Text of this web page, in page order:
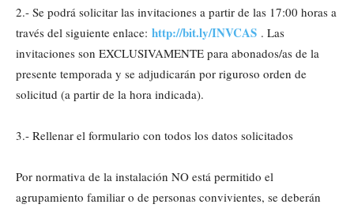
2.- Se podrá solicitar las invitaciones a partir de las 17:00 horas a
través del siguiente enlace: http://bit.ly/INVCAS . Las
invitaciones son EXCLUSIVAMENTE para abonados/as de la
presente temporada y se adjudicarán por riguroso orden de
solicitud (a partir de la hora indicada).
3.- Rellenar el formulario con todos los datos solicitados
Por normativa de la instalación NO está permitido el
agrupamiento familiar o de personas convivientes, se deberán